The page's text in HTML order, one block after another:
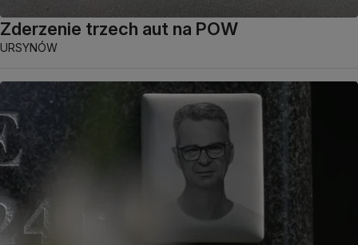
Zderzenie trzech aut na POW
URSYNÓW